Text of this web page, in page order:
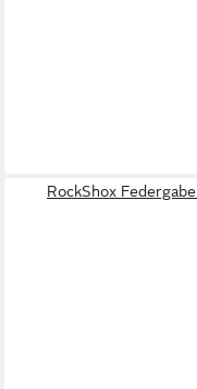
RockShox Federgabel